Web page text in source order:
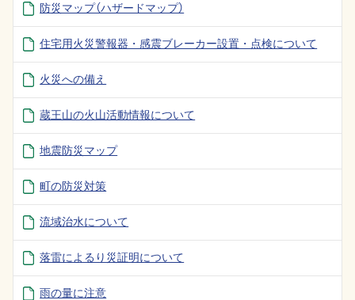
防災マップ（ハザードマップ）
住宅用火災警報器・感震ブレーカー設置・点検について
火災への備え
蔵王山の火山活動情報について
地震防災マップ
町の防災対策
流域治水について
落雷によるり災証明について
雨の量に注意